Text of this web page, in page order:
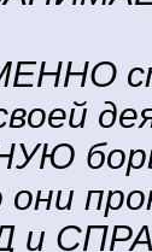
и